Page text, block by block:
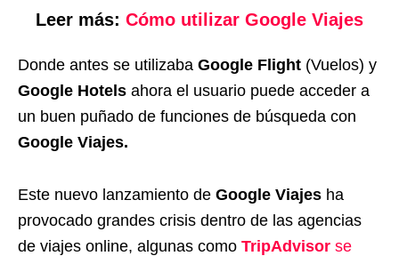
Leer más: Cómo utilizar Google Viajes
Donde antes se utilizaba Google Flight (Vuelos) y
Google Hotels ahora el usuario puede acceder a
un buen puñado de funciones de búsqueda con
Google Viajes.
Este nuevo lanzamiento de Google Viajes ha
provocado grandes crisis dentro de las agencias
de viajes online, algunas como TripAdvisor se